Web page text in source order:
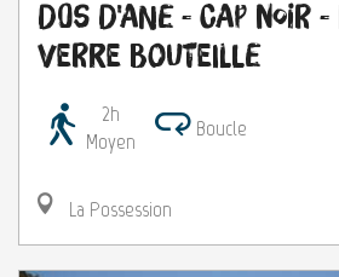
Dos d'Ane - Cap Noir -
Verre Bouteille
2h
Moyen
Boucle
La Possession